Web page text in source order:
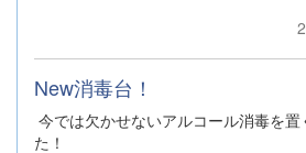
New消毒台！
今では欠かせないアルコール消毒を
た！